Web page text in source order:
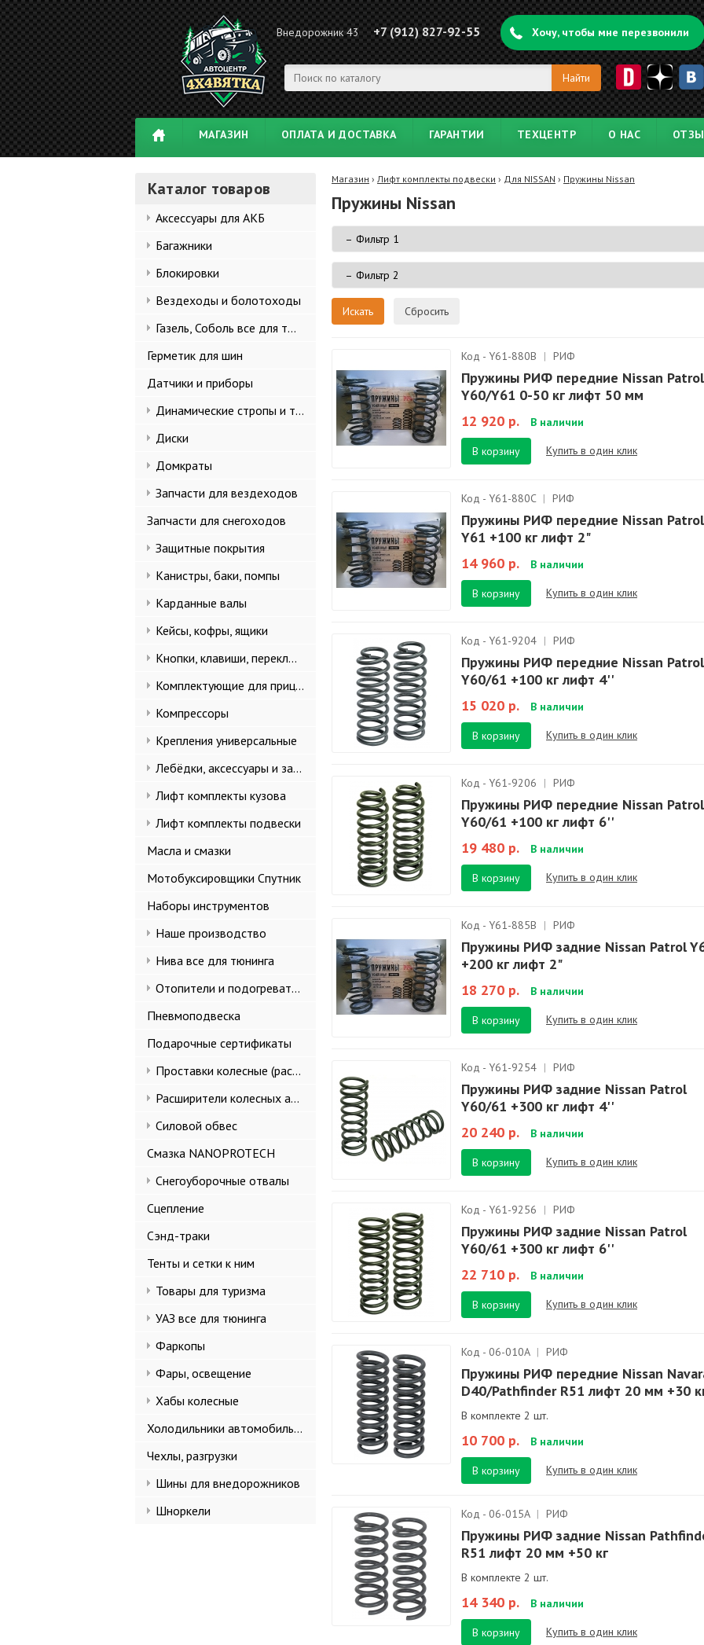
Внедорожник 43 +7 (912) 827-92-55 Хочу, чтобы мне перезвонили
МАГАЗИН ОПЛАТА И ДОСТАВКА ГАРАНТИИ ТЕХЦЕНТР О НАС
Каталог товаров
Аксессуары для АКБ
Багажники
Блокировки
Вездеходы и болотоходы
Газель, Соболь все для тюнинга
Герметик для шин
Датчики и приборы
Динамические стропы и такелаж
Диски
Домкраты
Запчасти для вездеходов
Запчасти для снегоходов
Защитные покрытия
Канистры, баки, помпы
Карданные валы
Кейсы, кофры, ящики
Кнопки, клавиши, переключатели
Комплектующие для прицепов
Компрессоры
Крепления универсальные
Лебёдки, аксессуары и запчасти
Лифт комплекты кузова
Лифт комплекты подвески
Масла и смазки
Мотобуксировщики Спутник
Наборы инструментов
Наше производство
Нива все для тюнинга
Отопители и подогреватели
Пневмоподвеска
Подарочные сертификаты
Проставки колесные (расширители колеи)
Расширители колесных арок и брызговики
Силовой обвес
Смазка NANOPROTECH
Снегоуборочные отвалы
Сцепление
Сэнд-траки
Тенты и сетки к ним
Товары для туризма
УАЗ все для тюнинга
Фаркопы
Фары, освещение
Хабы колесные
Холодильники автомобильные
Чехлы, разгрузки
Шины для внедорожников
Шноркели
Магазин › Лифт комплекты подвески › Для NISSAN › Пружины Nissan
Пружины Nissan
Сбросить
Код - Y61-880B | РИФ
Пружины РИФ передние Nissan Patrol
Y60/Y61 0-50 кг лифт 50 мм
12 920 р.
В наличии
В корзину Купить в один клик
Код - Y61-880C | РИФ
Пружины РИФ передние Nissan Patrol
Y61 +100 кг лифт 2"
14 960 р.
В наличии
В корзину Купить в один клик
Код - Y61-9204 | РИФ
Пружины РИФ передние Nissan Patrol
Y60/61 +100 кг лифт 4''
15 020 р.
В наличии
В корзину Купить в один клик
Код - Y61-9206 | РИФ
Пружины РИФ передние Nissan Patrol
Y60/61 +100 кг лифт 6''
19 480 р.
В наличии
В корзину Купить в один клик
Код - Y61-885B | РИФ
Пружины РИФ задние Nissan Patrol
+200 кг лифт 2"
18 270 р.
В наличии
В корзину Купить в один клик
Код - Y61-9254 | РИФ
Пружины РИФ задние Nissan Patrol
Y60/61 +300 кг лифт 4''
20 240 р.
В наличии
В корзину Купить в один клик
Код - Y61-9256 | РИФ
Пружины РИФ задние Nissan Patrol
Y60/61 +300 кг лифт 6''
22 710 р.
В наличии
В корзину Купить в один клик
Код - 06-010A | РИФ
Пружины РИФ передние Nissan
D40/Pathfinder R51 лифт 20 мм +30
В комплекте 2 шт.
10 700 р. В наличии
В корзину Купить в один клик
Код - 06-015A | РИФ
Пружины РИФ задние Nissan
R51 лифт 20 мм +50 кг
В комплекте 2 шт.
14 340 р. В наличии
В корзину Купить в один клик